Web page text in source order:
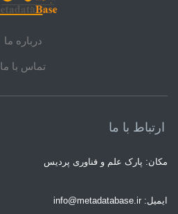
درباره ما
تماس با ما
ارتباط با ما
مکان: پارک علم و فناوری پردیس
ایمیل: info@metadatabase.ir